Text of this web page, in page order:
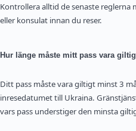
Kontrollera alltid de senaste reglerna
eller konsulat innan du reser.
Hur länge måste mitt pass vara
Ditt pass måste vara giltigt minst 3
inresedatumet till Ukraina.
vars pass understiger den minsta